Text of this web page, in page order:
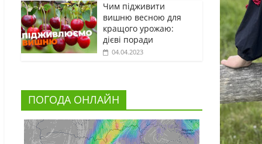
Чим підживити
вишню весною для
кращого урожаю:
дієві поради
04.04.2023
ПОГОДА ОНЛАЙН